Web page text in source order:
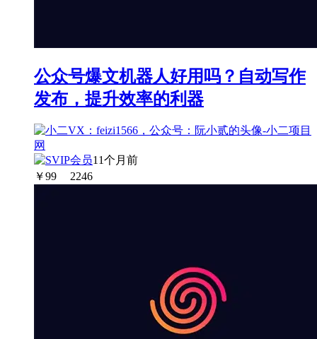
公众号爆文机器人好用吗？自动写作
发布，提升效率的利器
11个月前
￥99 2246